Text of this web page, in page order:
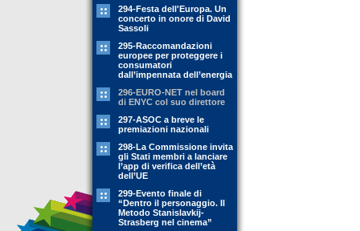
294-Festa dell'Europa. Un
concerto in onore di David
Sassoli
295-Raccomandazioni
europee per proteggere i
consumatori
dall’impennata dell’energia
296-EURO-NET nel board
di ENYC col suo direttore
297-ASOC a breve le
premiazioni nazionali
298-La Commissione invita
gli Stati membri a lanciare
l’app di verifica dell’età
dell’UE
299-Evento finale di
“Dentro il personaggio. Il
Metodo Stanislavkij-
Strasberg nel cinema”